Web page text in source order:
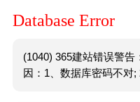
Database Error
(1040) 365建站错误警
因：1、数据库密码不对;